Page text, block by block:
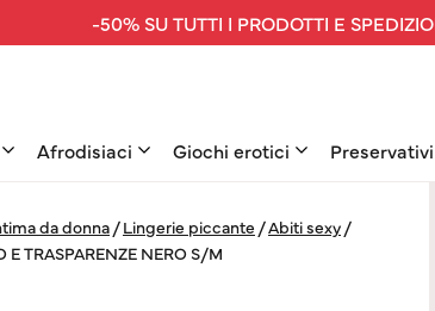
-50% SU TUTTI I PRODOTTI E
Afrodisiaci Giochi erotici Preservativi
da donna /Lingerie piccante /Abiti sexy /
TRASPARENZE NERO S/M